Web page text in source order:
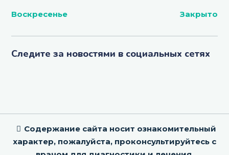
Воскресенье Закрыто
Следите за новостями в социальных сетях
Содержание сайта носит ознакомительный
характер, пожалуйста, проконсультируйтесь с